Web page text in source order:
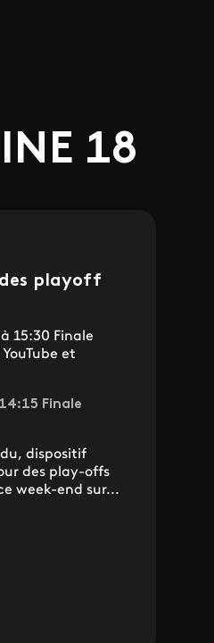
18
playoff
15:30 Finale
et
Finale
dispositif
des play-offs
week-end sur...